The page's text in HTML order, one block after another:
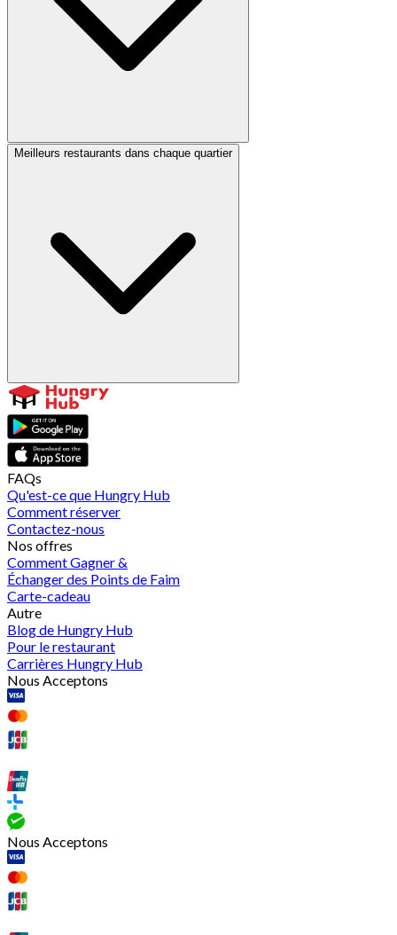
Meilleurs restaurants dans chaque quartier
FAQs
Qu'est-ce que Hungry Hub
Comment réserver
Contactez-nous
Nos offres
Comment Gagner &
Échanger des Points de Faim
Carte-cadeau
Autre
Blog de Hungry Hub
Pour le restaurant
Carrières Hungry Hub
Nous Acceptons
Nous Acceptons